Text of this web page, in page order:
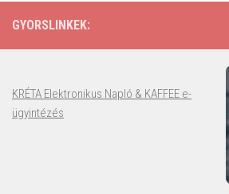
GYORSLINKEK:
KRÉTA Elektronikus Napló & KAFFEE e-
ügyintézés